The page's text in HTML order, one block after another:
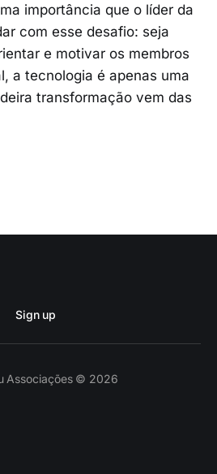
importância que o líder da
com esse desafio: seja
e motivar os membros
a tecnologia é apenas uma
transformação vem das
Sign up
Associações © 2026